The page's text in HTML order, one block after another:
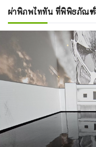
Fukura
เกาะอา
ปลายสุ
แห่งนี้เ
ควรพล
มากมา
ในทำเ
เสิร์ฟ
ที่จะพ
อันโด่
คุณสา
อาวาจิ
ผ่าพิภพไททัน ที่พิพิธภัณฑ์